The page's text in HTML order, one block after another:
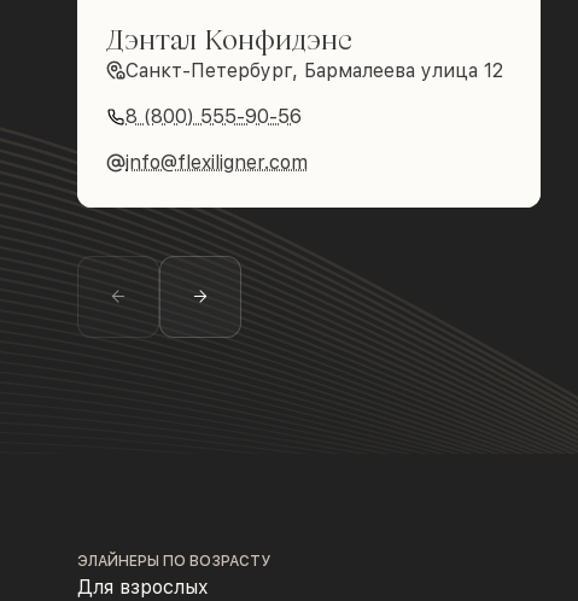
Дэнтал Конфидэнс
Санкт-Петербург, Бармалеева улица 12
8 (800) 555-90-56
info@flexiligner.com
ЭЛАЙНЕРЫ ПО ВОЗРАСТУ
Для взрослых